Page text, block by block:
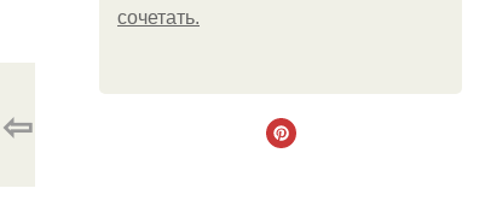
сочетать.
⇦